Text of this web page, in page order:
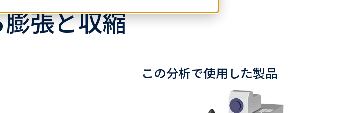
張と収縮
この分析で使用した製品